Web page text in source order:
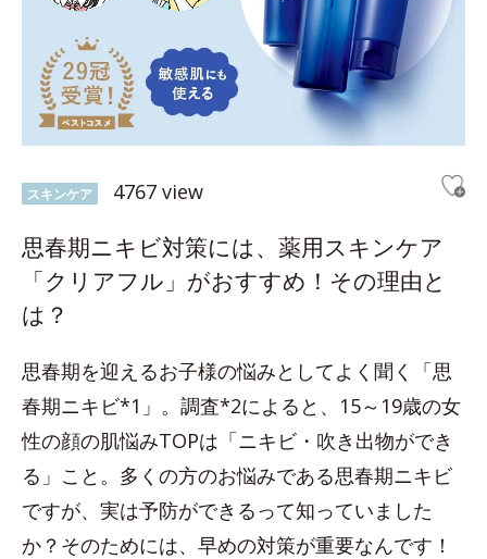
スキンケア 4767 view
思春期ニキビ対策には、薬用スキンケア
「クリアフル」がおすすめ！その理由と
は？
思春期を迎えるお子様の悩みとしてよく聞く「思
春期ニキビ*1」。調査*2によると、15～19歳の女
性の顔の肌悩みTOPは「ニキビ・吹き出物ができ
る」こと。多くの方のお悩みである思春期ニキビ
ですが、実は予防ができるって知っていました
か？そのためには、早めの対策が重要なんです！